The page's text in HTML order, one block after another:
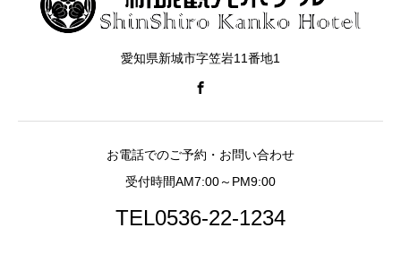
愛知県新城市字笠岩11番地1
お電話でのご予約・お問い合わせ
受付時間AM7:00～PM9:00
TEL0536-22-1234